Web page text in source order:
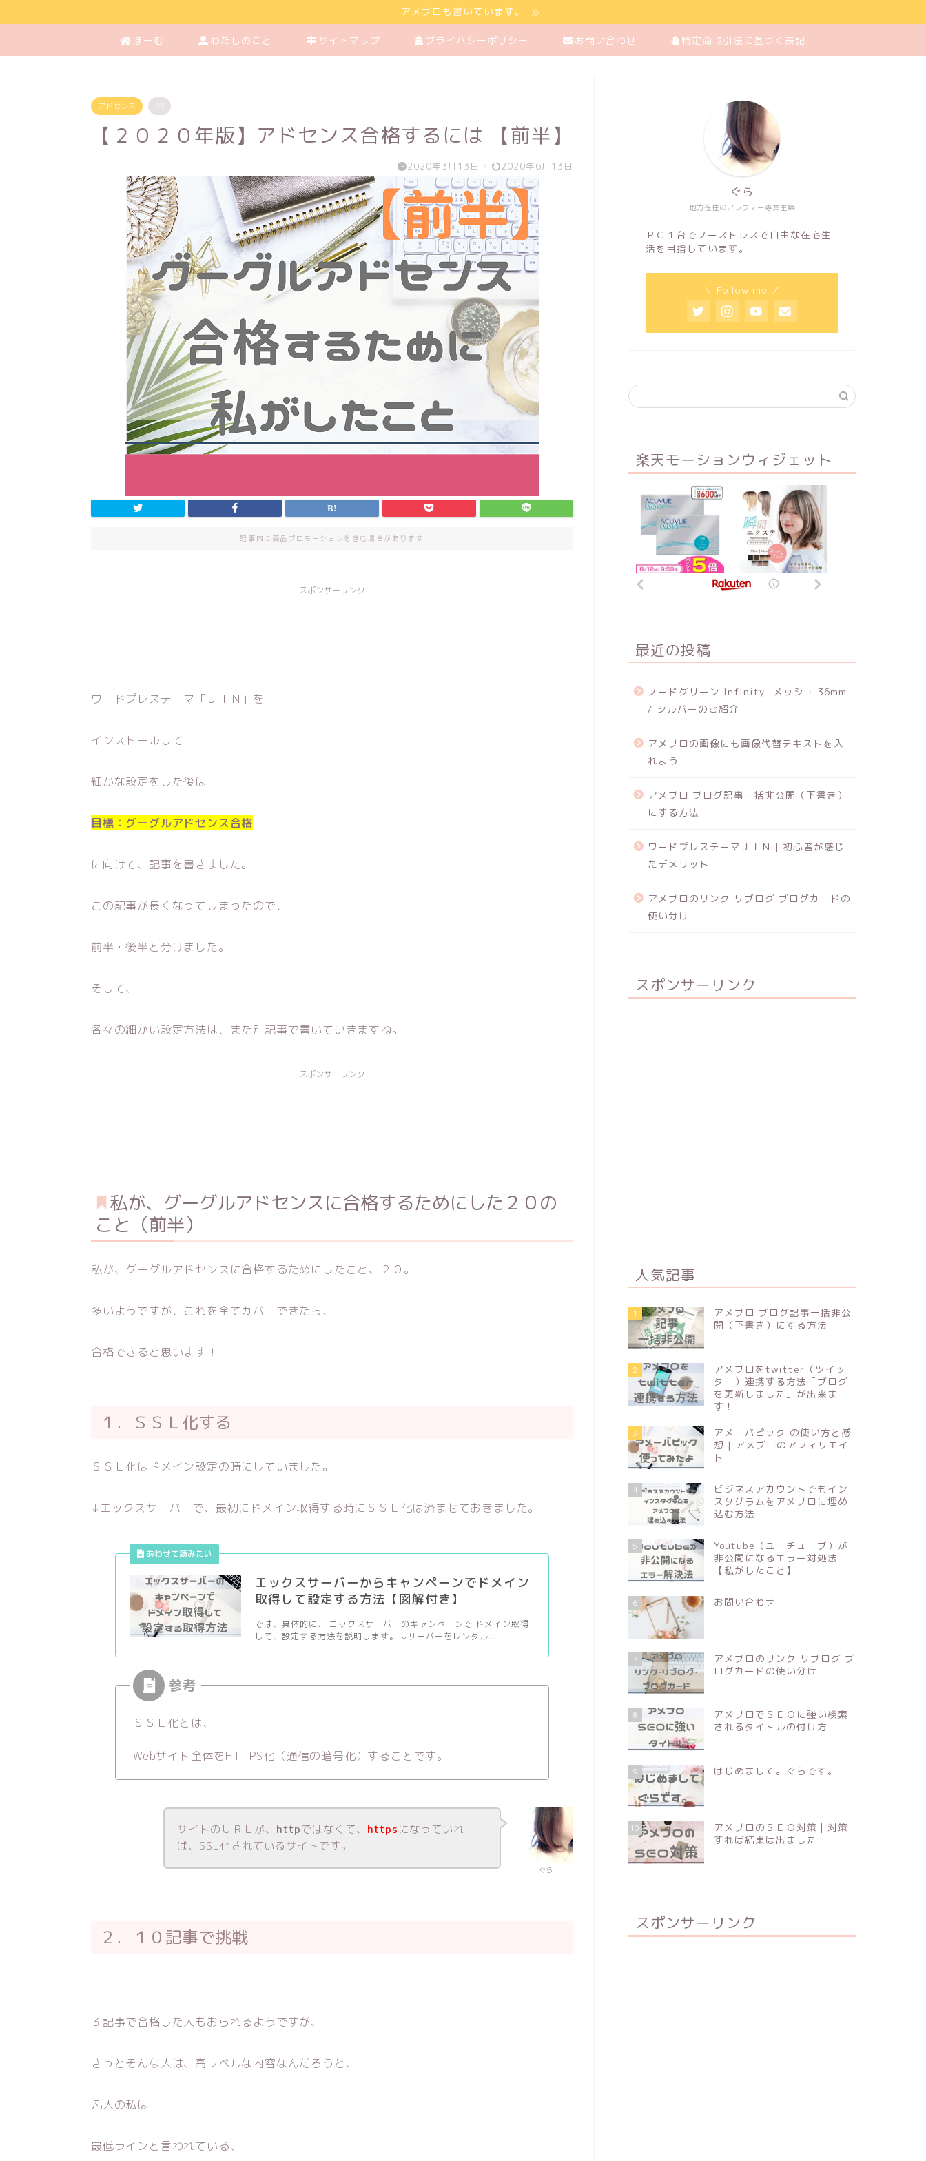
アメブロも書いています。
ほーむ わたしのこと サイトマップ プライバシーポリシー お問い合わせ 特定商取引法に基づく表記
アドセンス
【２０２０年版】アドセンス合格するには 【前半】
2020年3月13日 / 2020年6月13日
記事内に商品プロモーションを含む場合があります
スポンサーリンク
ワードプレステーマ「ＪＩＮ」を
インストールして
細かな設定をした後は
目標：グーグルアドセンス合格
に向けて、記事を書きました。
この記事が長くなってしまったので、
前半・後半と分けました。
そして、
各々の細かい設定方法は、また別記事で書いていきますね。
スポンサーリンク
私が、グーグルアドセンスに合格するためにした２０の
こと（前半）
私が、グーグルアドセンスに合格するためにしたこと、２０。
多いようですが、これを全てカバーできたら、
合格できると思います！
１．ＳＳＬ化する
ＳＳＬ化はドメイン設定の時にしていました。
↓エックスサーバーで、最初にドメイン取得する時にＳＳＬ化は済ませておきました。
エックスサーバーからキャンペーンでドメイン
取得して設定する方法【図解付き】
では、具体的に、 エックスサーバーのキャンペーンで ドメイン取得
して、設定する方法を説明します。 ↓サーバーをレンタル...
ＳＳＬ化とは、
Webサイト全体をHTTPS化（通信の暗号化）することです。
ぐら
サイトのＵＲＬが、 httpではなくて、 httpsになっていれ
ば、SSL化されているサイトです。
２．１０記事で挑戦
３記事で合格した人もおられるようですが、
きっとそんな人は、高レベルな内容なんだろうと、
凡人の私は
最低ラインと言われている、
地方在住のアラフォー専業主婦
ぐら
ＰＣ１台でノーストレスで自由な在宅生
活を目指しています。
＼ Follow me ／
楽天モーションウィジェット
最近の投稿
ノードグリーン Infinity- メッシュ 36mm
/ シルバーのご紹介
アメブロの画像にも画像代替テキストを入
れよう
アメブロ ブログ記事一括非公開（下書き）
にする方法
ワードプレステーマＪＩＮ | 初心者が感じ
たデメリット
アメブロのリンク リブログ ブログカードの
使い分け
スポンサーリンク
人気記事
1
アメブロ ブログ記事一括非公
開（下書き）にする方法
2
アメブロをtwitter（ツイッ
ター）連携する方法「ブログ
を更新しました」が出来ま
す！
3
アメーバピック の使い方と感
想 | アメブロのアフィリエイ
ト
4
ビジネスアカウントでもイン
スタグラムをアメブロに埋め
込む方法
5
Youtube（ユーチューブ）が
非公開になるエラー対処法
【私がしたこと】
6 お問い合わせ
7
アメブロのリンク リブログ ブ
ログカードの使い分け
8
アメブロでＳＥＯに強い検索
されるタイトルの付け方
9 はじめまして。ぐらです。
10
アメブロのＳＥＯ対策｜対策
すれば結果は出ました
スポンサーリンク